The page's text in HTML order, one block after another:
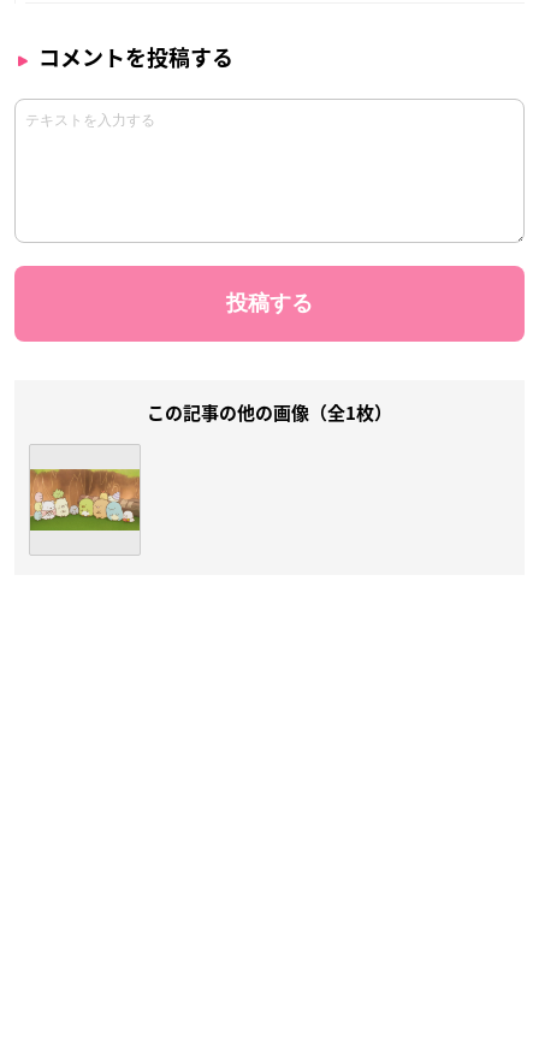
コメントを投稿する
この記事の他の画像（全1枚）